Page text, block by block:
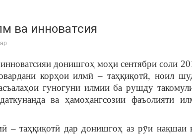
ва инноватсия
донишгоҳ моҳи сентябри соли
корҳои илмӣ – таҳқиқотӣ, ноил
гуногуни илмии ба рушду
ва ҳамоҳангсозии
– таҳқиқотӣ дар донишгоҳ аз рӯи